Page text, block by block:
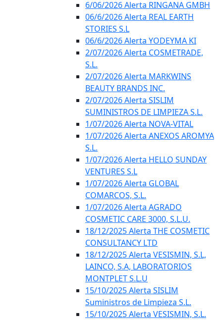
6/06/2026 Alerta RINGANA GMBH
06/6/2026 Alerta REAL EARTH
STORIES S.L
06/6/2026 Alerta YODEYMA KI
2/07/2026 Alerta COSMETRADE,
S.L.
2/07/2026 Alerta MARKWINS
BEAUTY BRANDS INC.
2/07/2026 Alerta SISLIM
SUMINISTROS DE LIMPIEZA S.L.
1/07/2026 Alerta NOVA-VITAL
1/07/2026 Alerta ANEXOS AROMYA
S.L.
1/07/2026 Alerta HELLO SUNDAY
VENTURES S.L
1/07/2026 Alerta GLOBAL
COMARCOS, S.L.
1/07/2026 Alerta AGRADO
COSMETIC CARE 3000, S.L.U.
18/12/2025 Alerta THE COSMETIC
CONSULTANCY LTD
18/12/2025 Alerta VESISMIN, S.L,
LAINCO, S.A, LABORATORIOS
MONTPLET S.L.U
15/10/2025 Alerta SISLIM
Suministros de Limpieza S.L.
15/10/2025 Alerta VESISMIN, S.L.